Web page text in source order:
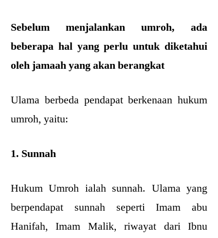
Sebelum menjalankan umroh, ada
beberapa hal yang perlu untuk diketahui
oleh jamaah yang akan berangkat
Ulama berbeda pendapat berkenaan hukum
umroh, yaitu:
1. Sunnah
Hukum Umroh ialah sunnah. Ulama yang
berpendapat sunnah seperti Imam abu
Hanifah, Imam Malik, riwayat dari Ibnu